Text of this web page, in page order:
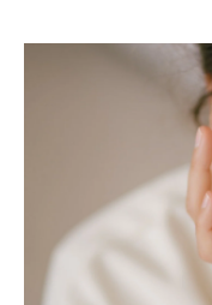
moda & ljepota